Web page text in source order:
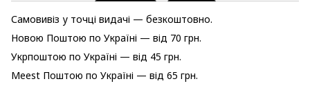
Самовивіз у точці видачі — безкоштовно.
Новою Поштою по Україні — від 70 грн.
Укрпоштою по Україні — від 45 грн.
Meest Поштою по Україні — від 65 грн.